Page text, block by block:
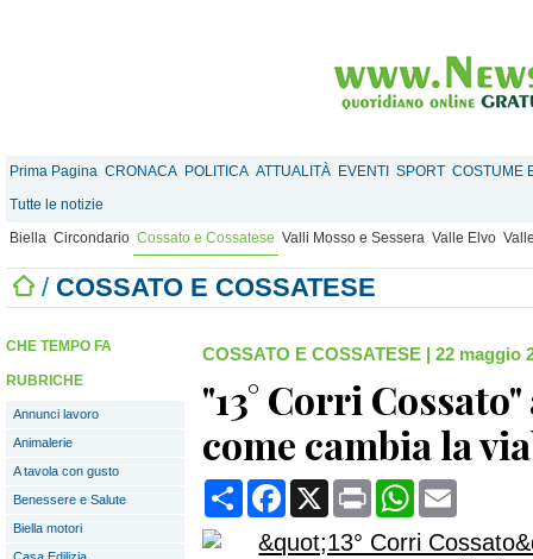
Prima Pagina CRONACA POLITICA ATTUALITÀ EVENTI SPORT COSTUME
Tutte le notizie
Biella Circondario Cossato e Cossatese Valli Mosso e Sessera Valle Elvo
/ COSSATO E COSSATESE
CHE TEMPO FA
RUBRICHE
Annunci lavoro
Animalerie
A tavola con gusto
Benessere e Salute
Biella motori
COSSATO E COSSATESE | 22 maggio
"13° Corri
come cambia la
CondividiFacebook
X Print WhatsApp